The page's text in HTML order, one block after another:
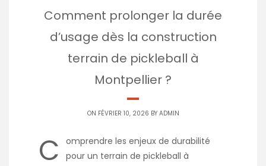
Comment prolonger la durée
d’usage dès la construction
terrain de pickleball à
Montpellier ?
ON FÉVRIER 10, 2026 BY ADMIN
C
omprendre les enjeux de durabilité
pour un terrain de pickleball à